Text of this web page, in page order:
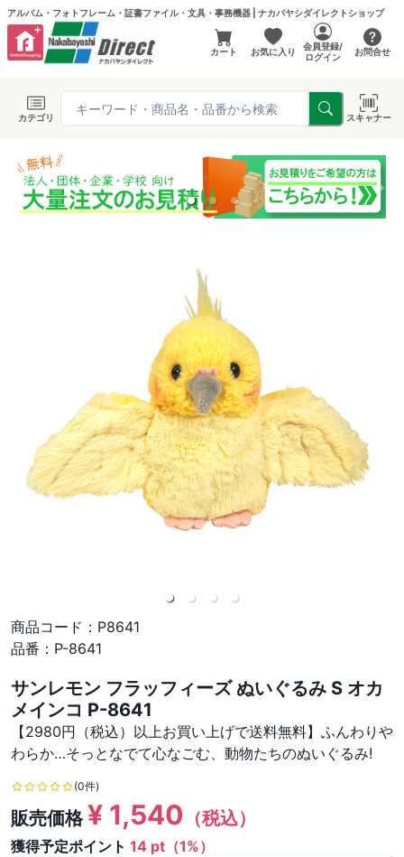
アルバム・フォトフレーム・証書ファイル・文具・事務機器 | ナカバヤシダイレクトショップ
カート お気に入り
会員登録/
ログイン
お問合せ
カテゴリ スキャナー
商品コード： P8641
品番： P-8641
サンレモン フラッフィーズ ぬいぐるみ S オカ
メインコ P-8641
【2980円（税込）以上お買い上げで送料無料】ふんわりや
わらか…そっとなでて心なごむ、動物たちのぬいぐるみ!
(0件)
販売価格¥ 1,540 （税込）
獲得予定ポイント 14 pt（1%）